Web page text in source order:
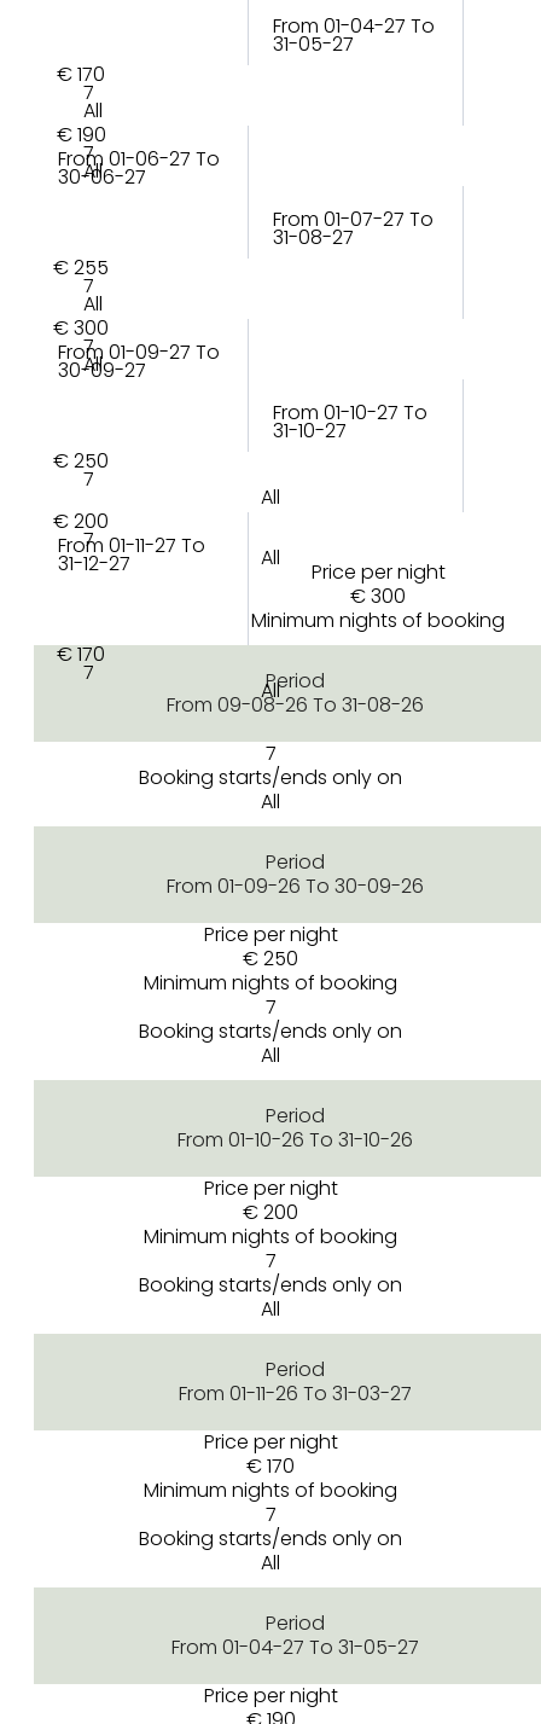
€ 170
7
All
From 01-04-27 To
31-05-27
€ 190
7
All
From 01-06-27 To
30-06-27
€ 255
7
All
From 01-07-27 To
31-08-27
€ 300
7
All
From 01-09-27 To
30-09-27
€ 250
7
All
From 01-10-27 To
31-10-27
€ 200
7
All
From 01-11-27 To
31-12-27
€ 170
7
All
Period
From 09-08-26 To 31-08-26
Price per night
€ 300
Minimum nights of booking
7
Booking starts/ends only on
All
Period
From 01-09-26 To 30-09-26
Price per night
€ 250
Minimum nights of booking
7
Booking starts/ends only on
All
Period
From 01-10-26 To 31-10-26
Price per night
€ 200
Minimum nights of booking
7
Booking starts/ends only on
All
Period
From 01-11-26 To 31-03-27
Price per night
€ 170
Minimum nights of booking
7
Booking starts/ends only on
All
Period
From 01-04-27 To 31-05-27
Price per night